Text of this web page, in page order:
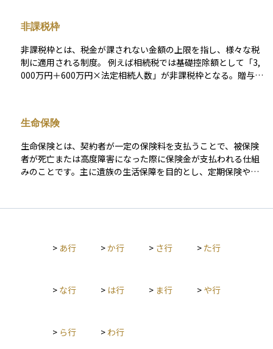
数」まで非課税となります。たとえば、法定相続人が3人いる場
が相続税の課税対象から除外されます（受取人が相続人である
など、一定の条件を満たす場合に限ります）。 これらの非課税
枠は合算ではなく個別適用されるため、誤った理解によって課
重要です。
ば原則として税金はかかりません。しかし、資産規模が大きい
場合や相続人の数が少ない場合には、課税対象となり、10％〜
55％の累進税率が適用されます。 さらに、相続税にはさまざま
な非課税枠や控除制度が設けられており、これらを適切に活用
することで税負担を抑えることが可能です。代表的な制度には
生命保険と同様に1人あたり500万円まで非課税 - 債務控除：被
- 葬式費用の控除：通夜・葬儀などにかかった費用は、相続財
産から差し引くことができる また、配偶者には配偶者の税額軽
減（1億6,000万円または法定相続分まで非課税）が認められて
場によって税額が大きく変動するため、生前からの対策が非常
担を減らし、スムーズな資産承継を実現するための鍵となりま
非課税枠
非課税枠とは、税金が課されない金額の上限を指し、様々な税
制に適用される制度。 例えば相続税では基礎控除額として「3,
000万円＋600万円×法定相続人数」が非課税枠となる。贈与税
（資産形成促進など）のために設定されており、納税者にとっ
て税金対策の重要な要素となっている。
生命保険
生命保険とは、契約者が一定の保険料を支払うことで、被保険
者が死亡または高度障害になった際に保険金が支払われる仕組
みのことです。主に遺族の生活保障を目的とし、定期保険や終
齢や健康状態によって保険料が異なり、長期的な資産運用やリ
> あ行 >か行 > さ行 > た行
> な行 > は行 > ま行 > や行
> ら行 > わ行